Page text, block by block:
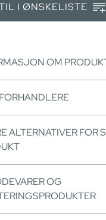
I ØNSKELISTE
OM
ALTERNATIVER FOR
OG